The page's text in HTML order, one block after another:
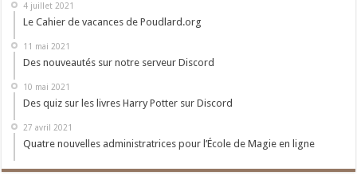
4 juillet 2021
Le Cahier de vacances de Poudlard.org
11 mai 2021
Des nouveautés sur notre serveur Discord
10 mai 2021
Des quiz sur les livres Harry Potter sur Discord
27 avril 2021
Quatre nouvelles administratrices pour l’École de Magie en ligne